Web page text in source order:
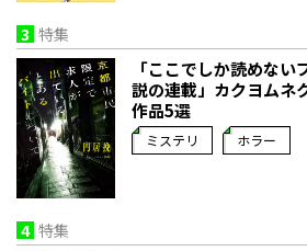
3 特集
「ここでしか読めな
説の連載」――カクヨム
作品5選
ミステリ ホラー
4 特集